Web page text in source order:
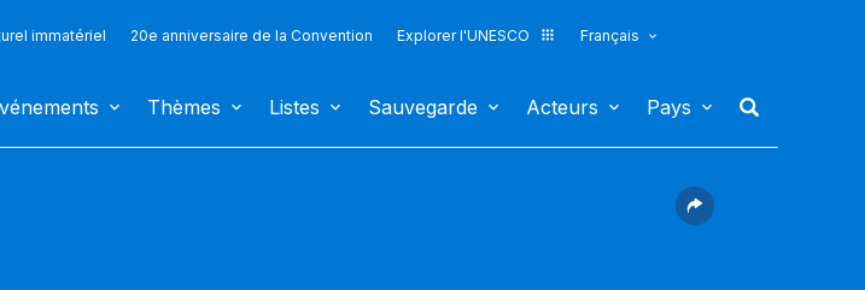
immatériel 20e anniversaire de la Convention Explorer l'UNESCO
Français
Thèmes Listes Sauvegarde Acteurs Pays